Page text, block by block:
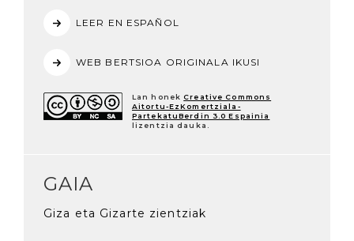
LEER EN ESPAÑOL
WEB BERTSIOA ORIGINALA IKUSI
Lan honek Creative Commons
Aitortu-EzKomertziala-
PartekatuBerdin 3.0 Espainia
lizentzia dauka.
GAIA
Giza eta Gizarte zientziak